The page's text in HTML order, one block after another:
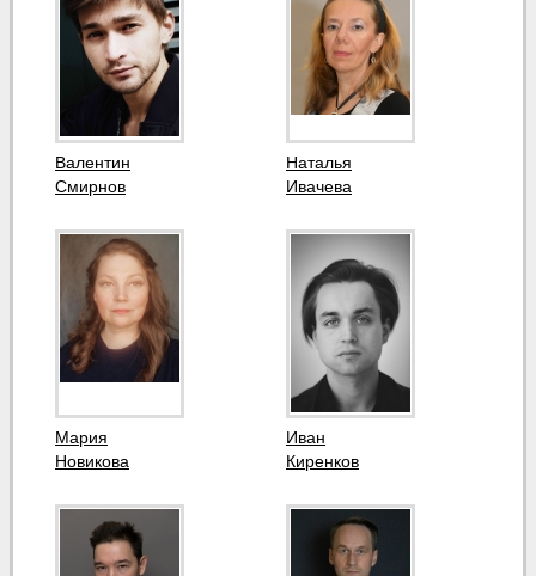
Валентин
Смирнов
Наталья
Ивачева
Мария
Новикова
Иван
Киренков